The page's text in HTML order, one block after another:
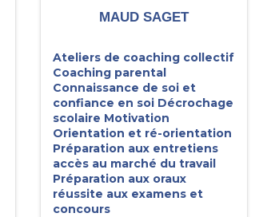
MAUD SAGET
Ateliers de coaching collectif
Coaching parental
Connaissance de soi et
confiance en soi Décrochage
scolaire Motivation
Orientation et ré-orientation
Préparation aux entretiens
accès au marché du travail
Préparation aux oraux
réussite aux examens et
concours